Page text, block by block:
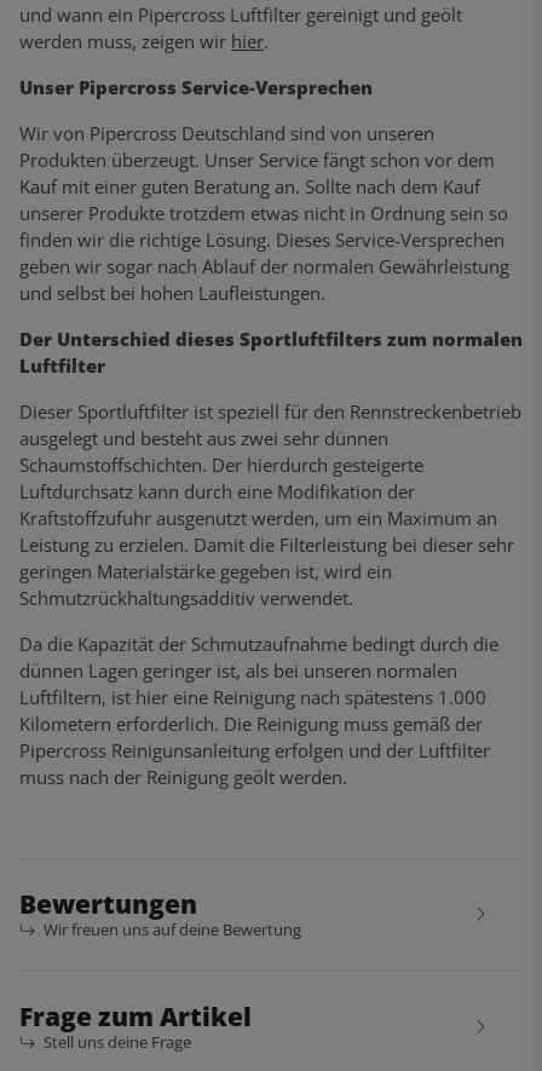
und wann ein Pipercross Luftfilter gereinigt und geölt
werden muss, zeigen wir hier.
Unser Pipercross Service-Versprechen
Wir von Pipercross Deutschland sind von unseren
Produkten überzeugt. Unser Service fängt schon vor dem
Kauf mit einer guten Beratung an. Sollte nach dem Kauf
unserer Produkte trotzdem etwas nicht in Ordnung sein so
finden wir die richtige Lösung. Dieses Service-Versprechen
geben wir sogar nach Ablauf der normalen Gewährleistung
und selbst bei hohen Laufleistungen.
Der Unterschied dieses Sportluftfilters zum normalen
Luftfilter
Dieser Sportluftfilter ist speziell für den Rennstreckenbetrieb
ausgelegt und besteht aus zwei sehr dünnen
Schaumstoffschichten. Der hierdurch gesteigerte
Luftdurchsatz kann durch eine Modifikation der
Kraftstoffzufuhr ausgenutzt werden, um ein Maximum an
Leistung zu erzielen. Damit die Filterleistung bei dieser sehr
geringen Materialstärke gegeben ist, wird ein
Schmutzrückhaltungsadditiv verwendet.
Da die Kapazität der Schmutzaufnahme bedingt durch die
dünnen Lagen geringer ist, als bei unseren normalen
Luftfiltern, ist hier eine Reinigung nach spätestens 1.000
Kilometern erforderlich. Die Reinigung muss gemäß der
Pipercross Reinigunsanleitung erfolgen und der Luftfilter
muss nach der Reinigung geölt werden.
Bewertungen
Wir freuen uns auf deine Bewertung
Frage zum Artikel
Stell uns deine Frage